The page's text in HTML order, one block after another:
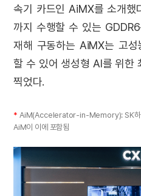
속기 카드인 AiMX를 소개했
까지 수행할 수 있는
재해 구동하는 AiMX는 고
할 수 있어 생성형 AI를 위한
찍었다.
*AiM(Accelerator-in-Memory): SK하
AiM이 이에 포함됨